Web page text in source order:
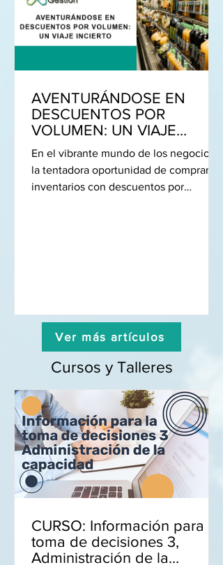
AVENTURÁNDOSE EN
DESCUENTOS POR
VOLUMEN: UN VIAJE
INCIERTO.
En el vibrante mundo de los negocios,
la tentadora oportunidad de comprar
inventarios con descuentos por
Ver más artículos
Cursos y Talleres
CURSO: Información para la
toma de decisiones 3,
Administración de la